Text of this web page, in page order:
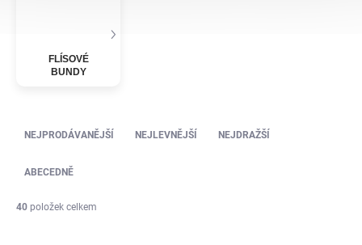
FLÍSOVÉ
BUNDY
NEJPRODÁVANĚJŠÍ NEJLEVNĚJŠÍ NEJDRAŽŠÍ
ABECEDNĚ
40 položek celkem